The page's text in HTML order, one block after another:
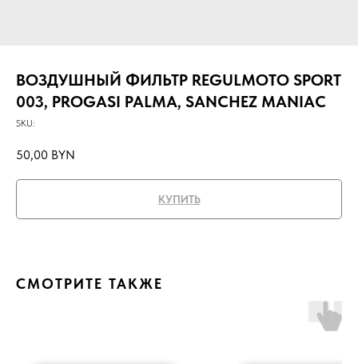
ВОЗДУШНЫЙ ФИЛЬТР REGULMOTO SPORT
003, PROGASI PALMA, SANCHEZ MANIAC
SKU:
50,00 BYN
КУПИТЬ
СМОТРИТЕ ТАКЖЕ